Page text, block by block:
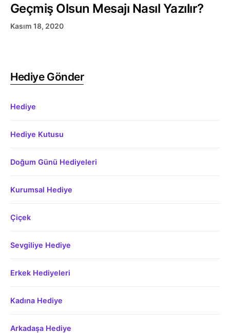
Geçmiş Olsun Mesajı Nasıl Yazılır?
Kasım 18, 2020
Hediye Gönder
Hediye
Hediye Kutusu
Doğum Günü Hediyeleri
Kurumsal Hediye
Çiçek
Sevgiliye Hediye
Erkek Hediyeleri
Kadına Hediye
Arkadaşa Hediye